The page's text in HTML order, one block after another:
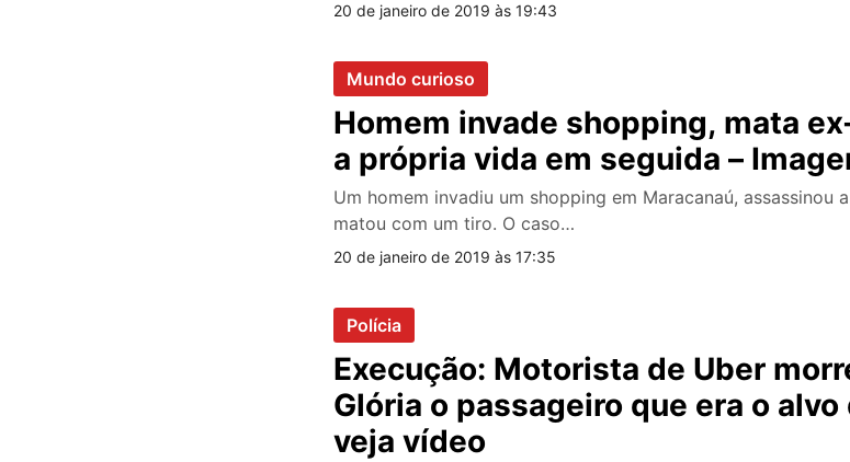
20 de janeiro de 2019 às 19:43
Mundo curioso
Homem invade shopping, mata
a própria vida em seguida –
Um homem invadiu um shopping em Maracanaú, assassinou
matou com um tiro. O caso…
20 de janeiro de 2019 às 17:35
Polícia
Execução: Motorista de Uber
Glória o passageiro que era o
veja vídeo